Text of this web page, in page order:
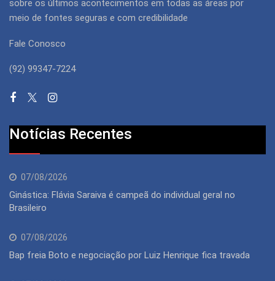
sobre os últimos acontecimentos em todas as áreas por
meio de fontes seguras e com credibilidade
Fale Conosco
(92) 99347-7224
Notícias Recentes
07/08/2026
Ginástica: Flávia Saraiva é campeã do individual geral no
Brasileiro
07/08/2026
Bap freia Boto e negociação por Luiz Henrique fica travada